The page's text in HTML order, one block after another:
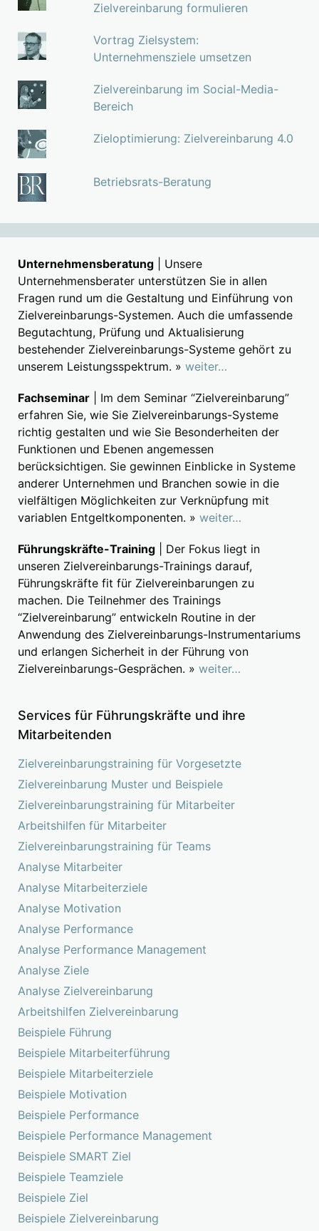
Zielvereinbarung formulieren
Vortrag Zielsystem:
Unternehmensziele umsetzen
Zielvereinbarung im Social-Media-
Bereich
Zieloptimierung: Zielvereinbarung 4.0
Betriebsrats-Beratung
Unternehmensberatung | Unsere
Unternehmensberater unterstützen Sie in allen
Fragen rund um die Gestaltung und Einführung von
Zielvereinbarungs-Systemen. Auch die umfassende
Begutachtung, Prüfung und Aktualisierung
bestehender Zielvereinbarungs-Systeme gehört zu
unserem Leistungsspektrum. » weiter…
Fachseminar | Im dem Seminar “Zielvereinbarung”
erfahren Sie, wie Sie Zielvereinbarungs-Systeme
richtig gestalten und wie Sie Besonderheiten der
Funktionen und Ebenen angemessen
berücksichtigen. Sie gewinnen Einblicke in Systeme
anderer Unternehmen und Branchen sowie in die
vielfältigen Möglichkeiten zur Verknüpfung mit
variablen Entgeltkomponenten. » weiter…
Führungskräfte-Training | Der Fokus liegt in
unseren Zielvereinbarungs-Trainings darauf,
Führungskräfte fit für Zielvereinbarungen zu
machen. Die Teilnehmer des Trainings
“Zielvereinbarung” entwickeln Routine in der
Anwendung des Zielvereinbarungs-Instrumentariums
und erlangen Sicherheit in der Führung von
Zielvereinbarungs-Gesprächen. » weiter…
Services für Führungskräfte und ihre
Mitarbeitenden
Zielvereinbarungstraining für Vorgesetzte
Zielvereinbarung Muster und Beispiele
Zielvereinbarungstraining für Mitarbeiter
Arbeitshilfen für Mitarbeiter
Zielvereinbarungstraining für Teams
Analyse Mitarbeiter
Analyse Mitarbeiterziele
Analyse Motivation
Analyse Performance
Analyse Performance Management
Analyse Ziele
Analyse Zielvereinbarung
Arbeitshilfen Zielvereinbarung
Beispiele Führung
Beispiele Mitarbeiterführung
Beispiele Mitarbeiterziele
Beispiele Motivation
Beispiele Performance
Beispiele Performance Management
Beispiele SMART Ziel
Beispiele Teamziele
Beispiele Ziel
Beispiele Zielvereinbarung